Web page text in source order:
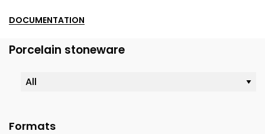
DOCUMENTATION
Porcelain stoneware
Formats